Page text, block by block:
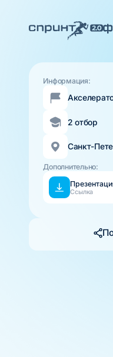
Информация:
2 отбор
Санкт-
Дополнительно:
Ссылка